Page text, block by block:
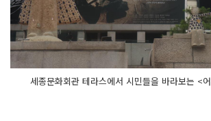
세종문화회관 테라스에서 시민들을 바라보는 <